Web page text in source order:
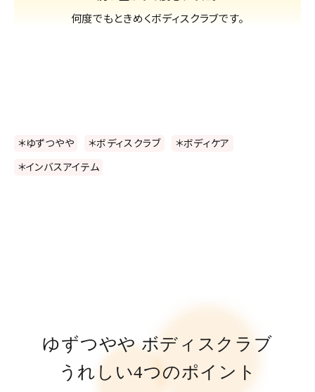
何度でもときめくボディスクラブです。
＊ゆずつやや ＊ボディスクラブ
＊ボディケア
＊インバスアイテム
ゆずつやや ボディスクラブ
うれしい4つのポイント